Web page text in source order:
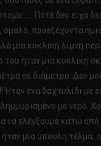
Ποτέ δεν είχα
προεξέχοντα
μια κυκλική λίμνη
του ήταν μια κυκλική
σε διάμετρο. Δεν
Ήταν ένα δαχτυλίδι με
με νερό.
να ελέγξουμε κάτω
ήταν μια ύπουλη τέλμα,